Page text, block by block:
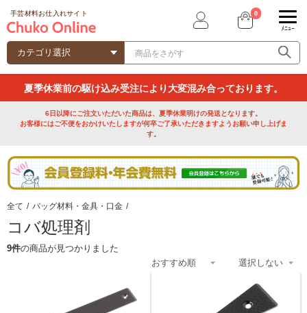
手芸材料お仕入れサイト 0
ﾒﾆｭｰ
夏季休業前の駆け込み受注により大変混み合っております。
6日以降にご注文いただいた商品は、夏季休業明けの発送となります。
お客様にはご不便をおかけいたしますが何卒ご了承いただきますようお願い申し上げま
す。
全て / バッグ材料・金具・口金 /
コバ処理剤
9件の商品が見つかりました